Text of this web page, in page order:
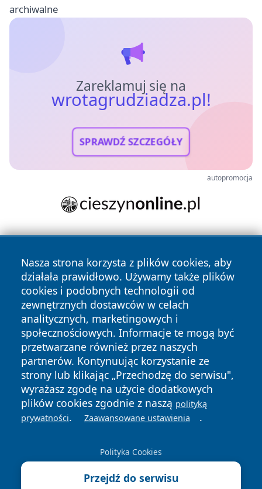
archiwalne
Zareklamuj się na
wrotagrudziadza.pl!
SPRAWDŹ SZCZEGÓŁY
autopromocja
Nasza strona korzysta z plików cookies, aby
działała prawidłowo. Używamy także plików
cookies i podobnych technologii od
zewnętrznych dostawców w celach
analitycznych, marketingowych i
społecznościowych. Informacje te mogą być
przetwarzane również przez naszych
partnerów. Kontynuując korzystanie ze
strony lub klikając „Przechodzę do serwisu",
wyrażasz zgodę na użycie dodatkowych
plików cookies zgodnie z naszą polityką
prywatności. Zaawansowane ustawienia .
Polityka Cookies
Przejdź do serwisu
Copyright © 2026 wrotagrudziadza.pl Wszystkie prawa
zastrzeżone.
News Autorzy
Polityka
Prywatności
Polityka
Cookies